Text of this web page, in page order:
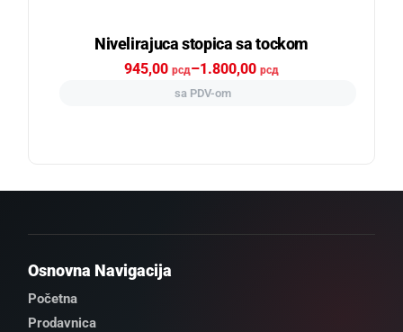
Nivelirajuca stopica sa tockom
945,00 рсд–1.800,00 рсд
sa PDV-om
Osnovna Navigacija
Početna
Prodavnica